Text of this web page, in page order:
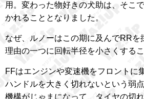
用。変わった物好きの犬助は、そこ
かれることとなりました。
なぜ、ルノーはこの期に及んでRR
理由の一つに回転半径を小さくする
FFはエンジンや変速機をフロントに
ハンドルを大きく切れないという弱
機構がじゃまになって、タイヤの切